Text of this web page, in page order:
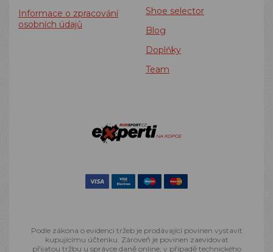
Informace o zpracování
osobních údajů
Shoe selector
Blog
Doplňky
Team
Podle zákona o evidenci tržeb je prodávající povinen vystavit
kupujícímu účtenku. Zároveň je povinen zaevidovat
přijatou tržbu u správce daně online; v případě technického